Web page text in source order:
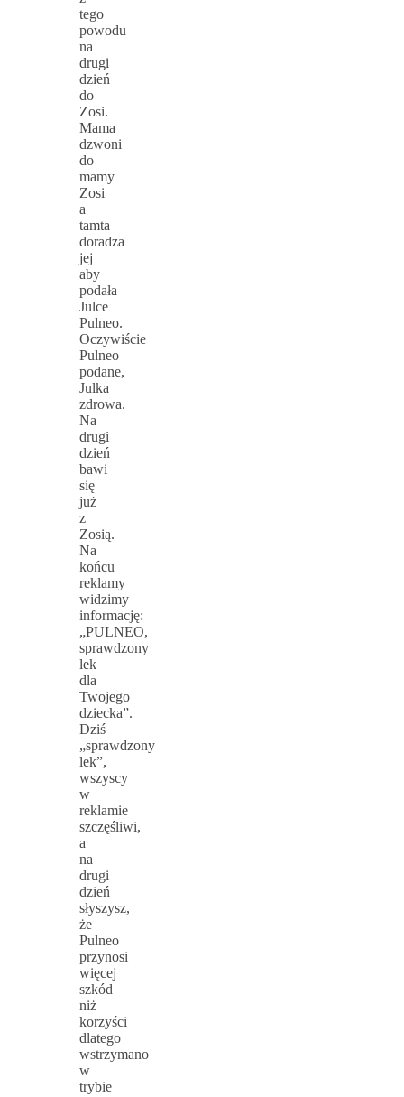
tego
powodu
na
drugi
dzień
do
Zosi.
Mama
dzwoni
do
mamy
Zosi
a
tamta
doradza
jej
aby
podała
Julce
Pulneo.
Oczywiście
Pulneo
podane,
Julka
zdrowa.
Na
drugi
dzień
bawi
się
już
z
Zosią.
Na
końcu
reklamy
widzimy
informację:
„PULNEO,
sprawdzony
lek
dla
Twojego
dziecka”.
Dziś
„sprawdzony
lek”,
wszyscy
w
reklamie
szczęśliwi,
a
na
drugi
dzień
słyszysz,
że
Pulneo
przynosi
więcej
szkód
niż
korzyści
dlatego
wstrzymano
w
trybie